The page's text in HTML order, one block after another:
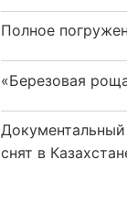
Полное
«Березовая
снят в